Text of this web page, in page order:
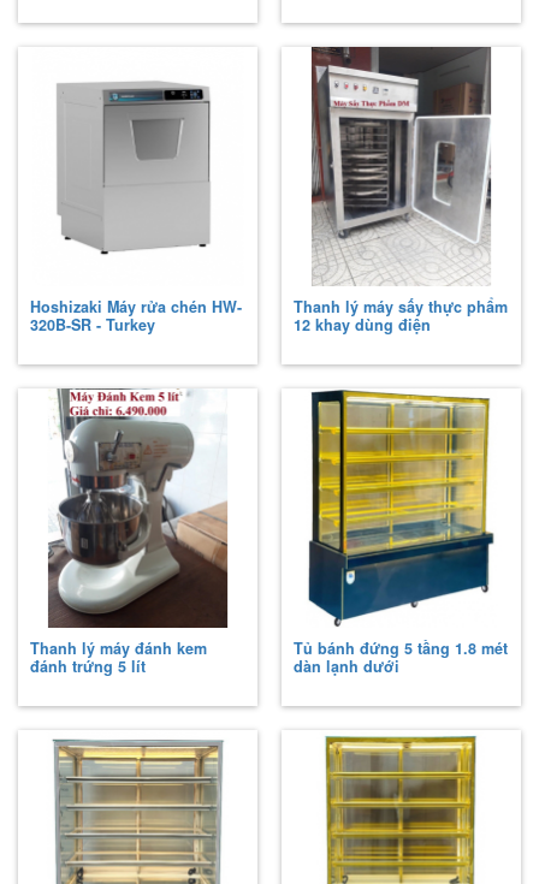
Hoshizaki Máy rửa chén HW-
320B-SR - Turkey
Thanh lý máy sấy thực phẩm
12 khay dùng điện
Thanh lý máy đánh kem
đánh trứng 5 lít
Tủ bánh đứng 5 tầng 1.8 mét
dàn lạnh dưới